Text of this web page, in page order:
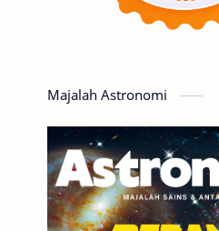
Satelit
Aurora Supernova
Nebula Sponsored
Matahari Mars
Majalah Astronomi